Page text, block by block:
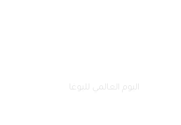
اليوم العالمي لليوغا